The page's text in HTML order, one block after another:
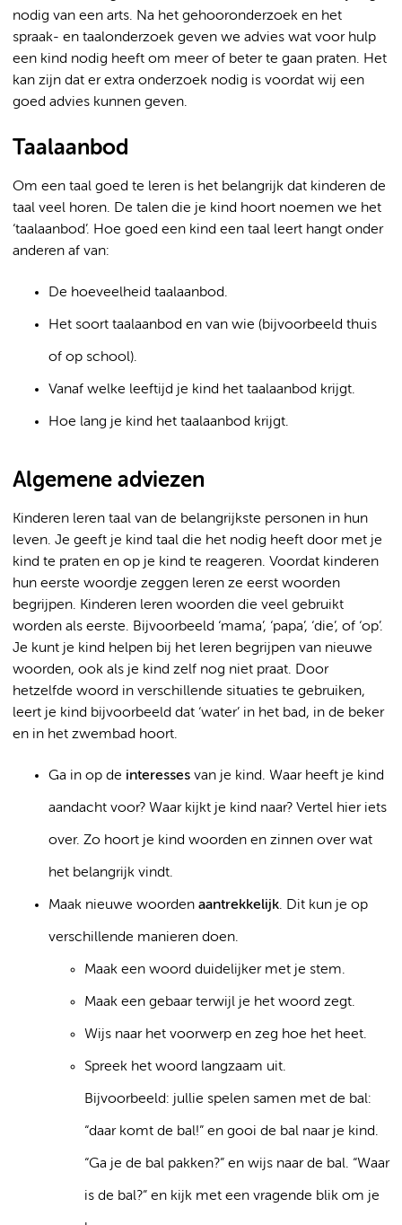
nodig van een arts. Na het gehooronderzoek en het
spraak- en taalonderzoek geven we advies wat voor hulp
een kind nodig heeft om meer of beter te gaan praten. Het
kan zijn dat er extra onderzoek nodig is voordat wij een
goed advies kunnen geven.
Taalaanbod
Om een taal goed te leren is het belangrijk dat kinderen de
taal veel horen. De talen die je kind hoort noemen we het
‘taalaanbod’. Hoe goed een kind een taal leert hangt onder
anderen af van:
De hoeveelheid taalaanbod.
Het soort taalaanbod en van wie (bijvoorbeeld thuis
of op school).
Vanaf welke leeftijd je kind het taalaanbod krijgt.
Hoe lang je kind het taalaanbod krijgt.
Algemene adviezen
Kinderen leren taal van de belangrijkste personen in hun
leven. Je geeft je kind taal die het nodig heeft door met je
kind te praten en op je kind te reageren. Voordat kinderen
hun eerste woordje zeggen leren ze eerst woorden
begrijpen. Kinderen leren woorden die veel gebruikt
worden als eerste. Bijvoorbeeld ‘mama’, ‘papa’, ‘die’, of ‘op’.
Je kunt je kind helpen bij het leren begrijpen van nieuwe
woorden, ook als je kind zelf nog niet praat. Door
hetzelfde woord in verschillende situaties te gebruiken,
leert je kind bijvoorbeeld dat ‘water’ in het bad, in de beker
en in het zwembad hoort.
Ga in op de interesses van je kind. Waar heeft je kind
aandacht voor? Waar kijkt je kind naar? Vertel hier iets
over. Zo hoort je kind woorden en zinnen over wat
het belangrijk vindt.
Maak nieuwe woorden aantrekkelijk. Dit kun je op
verschillende manieren doen.
Maak een woord duidelijker met je stem.
Maak een gebaar terwijl je het woord zegt.
Wijs naar het voorwerp en zeg hoe het heet.
Spreek het woord langzaam uit.
Bijvoorbeeld: jullie spelen samen met de bal:
“daar komt de bal!” en gooi de bal naar je kind.
“Ga je de bal pakken?” en wijs naar de bal. “Waar
is de bal?” en kijk met een vragende blik om je